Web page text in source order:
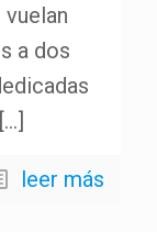
a dos
[…]
leer más